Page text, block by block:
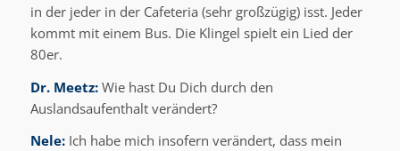
in der jeder in der Cafeteria (sehr großzügig) isst. Jeder
kommt mit einem Bus. Die Klingel spielt ein Lied der
80er.
Dr. Meetz:Wie hast Du Dich durch den
Auslandsaufenthalt verändert?
Nele:Ich habe mich insofern verändert, dass mein